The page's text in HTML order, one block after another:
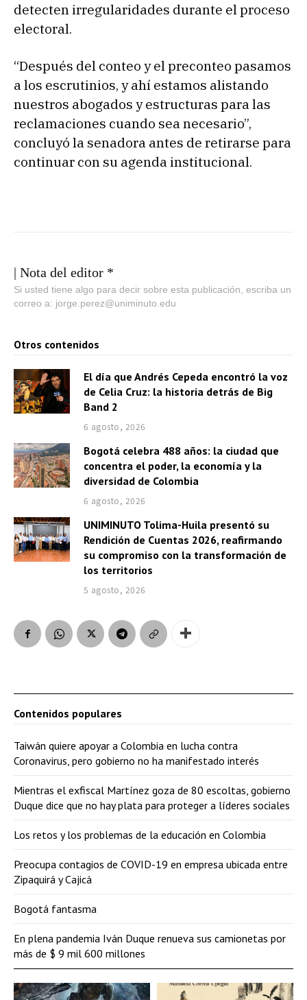
detecten irregularidades durante el proceso
electoral.
“Después del conteo y el preconteo pasamos
a los escrutinios, y ahí estamos alistando
nuestros abogados y estructuras para las
reclamaciones cuando sea necesario”,
concluyó la senadora antes de retirarse para
continuar con su agenda institucional.
| Nota del editor *
Si usted tiene algo para decir sobre esta publicación, escriba un
correo a: jorge.perez@uniminuto.edu
Otros contenidos
El día que Andrés Cepeda encontró la voz
de Celia Cruz: la historia detrás de Big
Band 2
6 agosto, 2026
Bogotá celebra 488 años: la ciudad que
concentra el poder, la economía y la
diversidad de Colombia
6 agosto, 2026
UNIMINUTO Tolima-Huila presentó su
Rendición de Cuentas 2026, reafirmando
su compromiso con la transformación de
los territorios
5 agosto, 2026
Contenidos populares
Taiwán quiere apoyar a Colombia en lucha contra
Coronavirus, pero gobierno no ha manifestado interés
Mientras el exfiscal Martínez goza de 80 escoltas, gobierno
Duque dice que no hay plata para proteger a líderes sociales
Los retos y los problemas de la educación en Colombia
Preocupa contagios de COVID-19 en empresa ubicada entre
Zipaquirá y Cajicá
Bogotá fantasma
En plena pandemia Iván Duque renueva sus camionetas por
más de $ 9 mil 600 millones